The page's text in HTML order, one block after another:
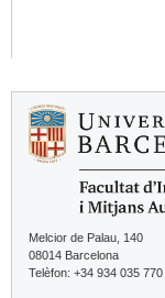
Melcior de Palau, 140
08014 Barcelona
Telèfon: +34 934 035 770